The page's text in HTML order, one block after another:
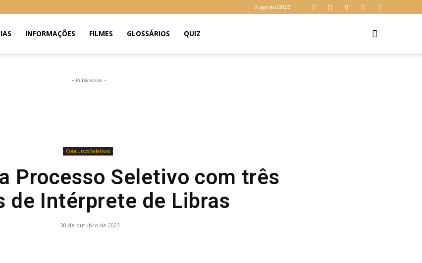
9 agosto/2026
INFORMAÇÕES FILMES GLOSSÁRIOS QUIZ
- Publicidade -
Concursos/seletivos
Processo Seletivo com três
de Intérprete de Libras
30 de outubro de 2023